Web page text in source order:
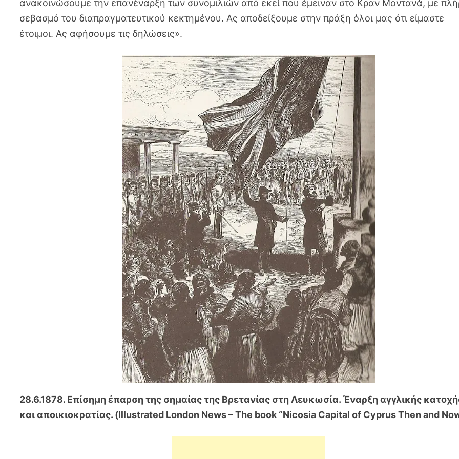
ανακοινώσουμε την επανέναρξη των συνομιλιών από εκεί που έμειναν στο Κραν Μοντανά, με
σεβασμό του διαπραγματευτικού κεκτημένου. Ας αποδείξουμε στην πράξη όλοι μας ότι είμαστε
έτοιμοι. Ας αφήσουμε τις δηλώσεις».
28.6.1878. Επίσημη έπαρση της σημαίας της Βρετανίας στη Λευκωσία. Έναρξη αγγλικής
και αποικιοκρατίας. (Illustrated London News – The book “Nicosia Capital of Cyprus Then and